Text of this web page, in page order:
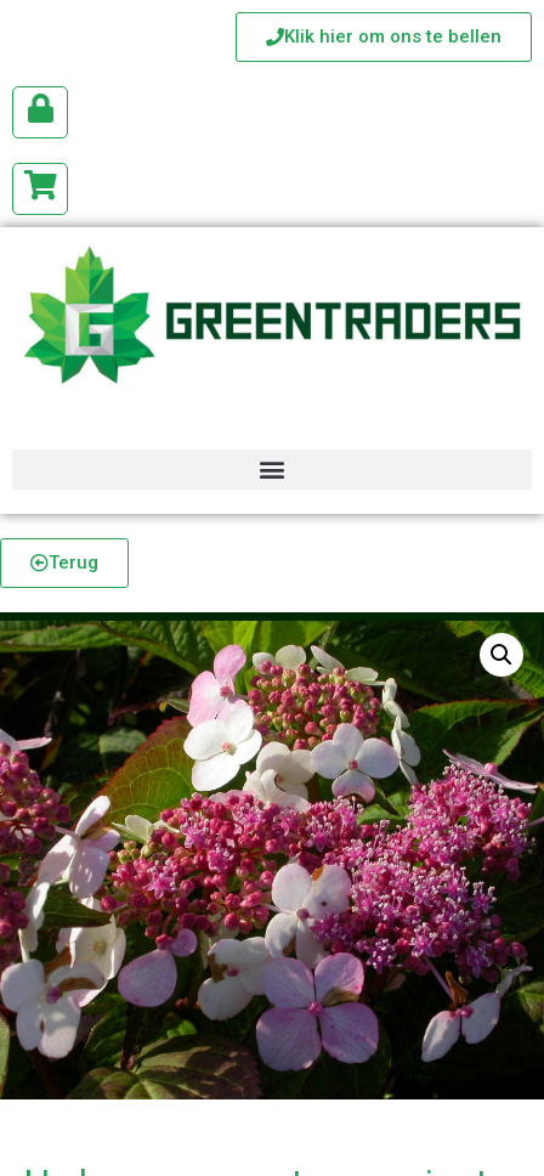
Klik hier om ons te bellen
Terug